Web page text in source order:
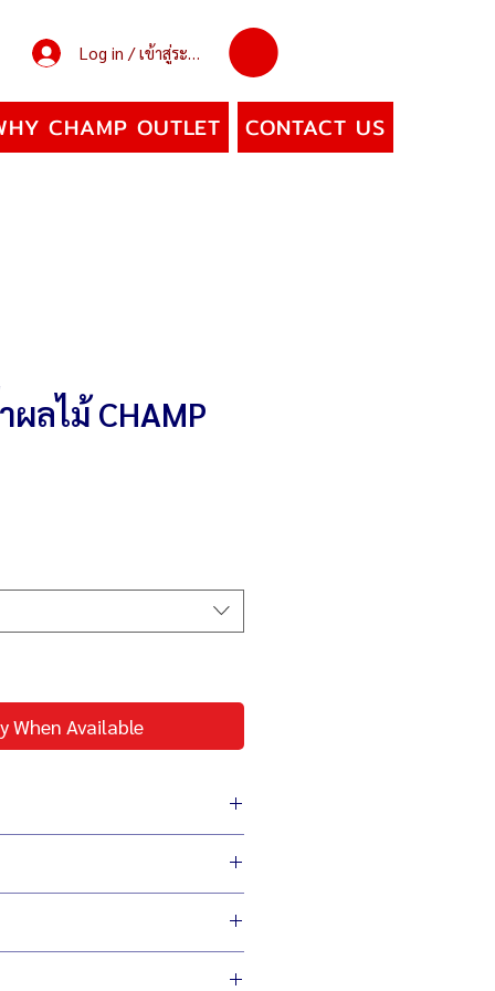
Log in / เข้าสู่ระบบ
CHAMP OUTLET CONTACT US
ผลไม้ CHAMP
When Available
หยัดต้นทุน สู้เศรษฐกิจ
ลดเกรดวัสดุผลิต
850 วัตต์
28,000 รอบ/นาที
บกาว ถลอก